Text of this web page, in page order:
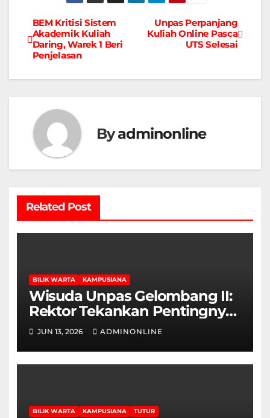
Navigasi
pos
Unpas Perpanjang
Kuliah Online Pasca
UTS Selesai
BEM Kritisi Sistem
Akademik Kuliah
Daring, Warek 1 Beri
Penjelasan
Byadminonline
Related Post
BILIK WARTA KAMPUSIANA
Wisuda Unpas Gelombang II:
Rektor Tekankan Pentingnya
Sertifikasi Keahlian
JUN 13, 2026 ADMINONLINE
BILIK WARTA KAMPUSIANA TUTUR